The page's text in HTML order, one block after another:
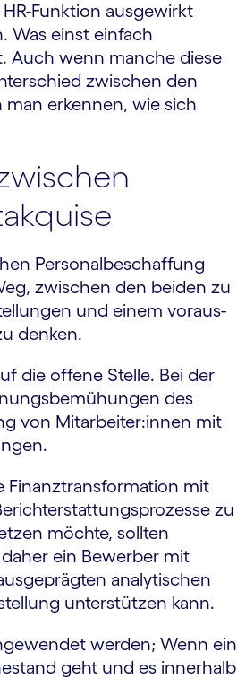
Funktion ausgewirkt
Was einst einfach
Auch wenn manche diese
zwischen den
erkennen, wie sich
Personal­­beschaffung
zwischen den beiden zu
und einem voraus­
denken.
die offene Stelle. Bei der
des
von Mitarbeiter:innen mit
Finanztransformation mit
zu
möchte, sollten
ein Bewerber mit
analytischen
unterstützen kann.
werden; Wenn ein
geht und es innerhalb